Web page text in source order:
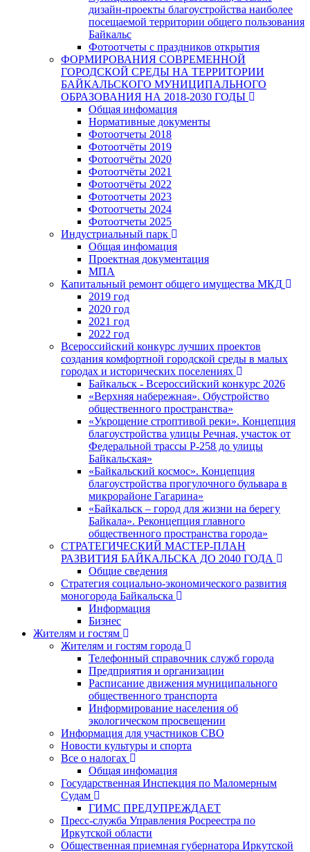
дизайн-проекты благоустройства наиболее
посещаемой территории общего пользования
Байкальс
Фотоотчеты с праздников открытия
ФОРМИРОВАНИЯ СОВРЕМЕННОЙ
ГОРОДСКОЙ СРЕДЫ НА ТЕРРИТОРИИ
БАЙКАЛЬСКОГО МУНИЦИПАЛЬНОГО
ОБРАЗОВАНИЯ НА 2018-2030 ГОДЫ
Общая инфомация
Нормативные документы
Фотоотчеты 2018
Фотоотчёты 2019
Фотоотчёты 2020
Фотоотчёты 2021
Фотоотчёты 2022
Фотоотчеты 2023
Фотоотчеты 2024
Фотоотчеты 2025
Индустриальный парк
Общая инфомация
Проектная документация
МПА
Капитальный ремонт общего имущества МКД
2019 год
2020 год
2021 год
2022 год
Всероссийский конкурс лучших проектов
создания комфортной городской среды в малых
городах и исторических поселениях
Байкальск - Всероссийский конкурс 2026
«Верхняя набережная». Обустройство
общественного пространства»
«Укрощение строптивой реки». Концепция
благоустройства улицы Речная, участок от
Федеральной трассы Р-258 до улицы
Байкальская»
«Байкальский космос». Концепция
благоустройства прогулочного бульвара в
микрорайоне Гагарина»
«Байкальск – город для жизни на берегу
Байкала». Реконцепция главного
общественного пространства города»
СТРАТЕГИЧЕСКИЙ МАСТЕР-ПЛАН
РАЗВИТИЯ БАЙКАЛЬСКА ДО 2040 ГОДА
Общие сведения
Стратегия социально-экономического развития
моногорода Байкальска
Информация
Бизнес
Жителям и гостям
Жителям и гостям города
Телефонный справочник служб города
Предприятия и организации
Расписание движения муниципального
общественного транспорта
Информирование населения об
экологическом просвещении
Информация для участников СВО
Новости культуры и спорта
Все о налогах
Общая инфомация
Государственная Инспекция по Маломерным
Судам
ГИМС ПРЕДУПРЕЖДАЕТ
Пресс-служба Управления Росреестра по
Иркутской области
Общественная приемная губернатора Иркутской